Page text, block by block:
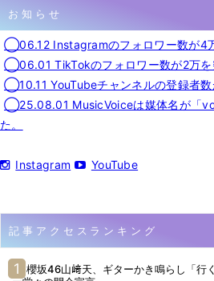
お知らせ
◯06.12 Instagramのフォロワー数が4万
◯06.01 TikTokのフォロワー数が2万を
◯10.11 YouTubeチャンネルの登録者数
◯25.08.01 MusicVoiceは媒体名が「
た。
Instagram YouTube
記事アクセスランキング
櫻坂46山﨑天、ギターかき鳴らし「行